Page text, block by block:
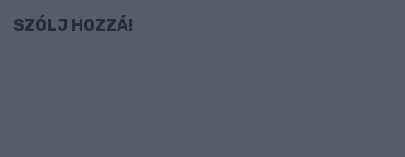
SZÓLJ HOZZÁ!